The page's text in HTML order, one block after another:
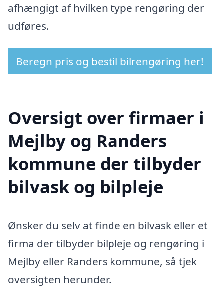
afhængigt af hvilken type rengøring der
udføres.
Beregn pris og bestil bilrengøring her!
Oversigt over firmaer i
Mejlby og Randers
kommune der tilbyder
bilvask og bilpleje
Ønsker du selv at finde en bilvask eller et
firma der tilbyder bilpleje og rengøring i
Mejlby eller Randers kommune, så tjek
oversigten herunder.